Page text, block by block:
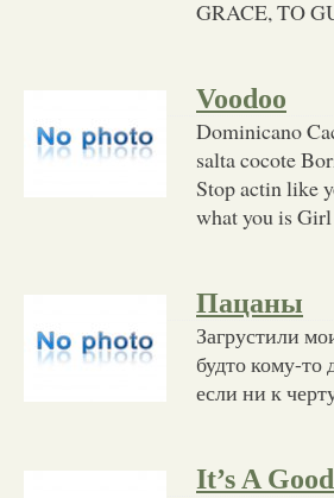
GRACE, TO
Voodoo
Dominicano
salta cocote
Stop actin like
what you is
Пацаны
Загрустили
будто кому-
если ни к
It’s A